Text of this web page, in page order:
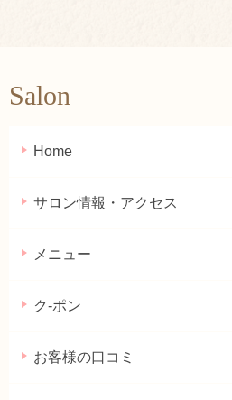
Salon
Home
サロン情報・アクセス
メニュー
ク-ポン
お客様の口コミ